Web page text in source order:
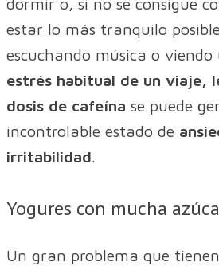
dormir o, si no se consigue
estar lo más tranquilo
escuchando música o viendo
estrés habitual de un viaje,
dosis de cafeína se puede
incontrolable estado de
irritabilidad.
Yogures con mucha
Un gran problema que